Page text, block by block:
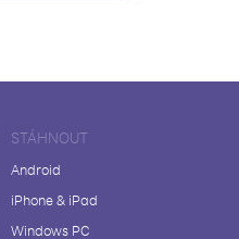
STÁHNOUT
Android
iPhone & iPad
Windows PC